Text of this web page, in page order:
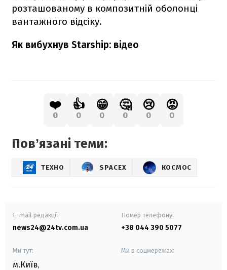
розташованому в композитній оболонці
вантажного відсіку.
Як вибухнув Starship: відео
❤️
0
👍
0
😁
0
🤔
0
😢
0
😡
0
Повʼязані теми:
ТЕХНО SPACEX КОСМОС
E-mail редакції
news24@24tv.com.ua
Номер телефону:
+38 044 390 5077
Ми тут:
м.Київ,
Ми в соцмережах: